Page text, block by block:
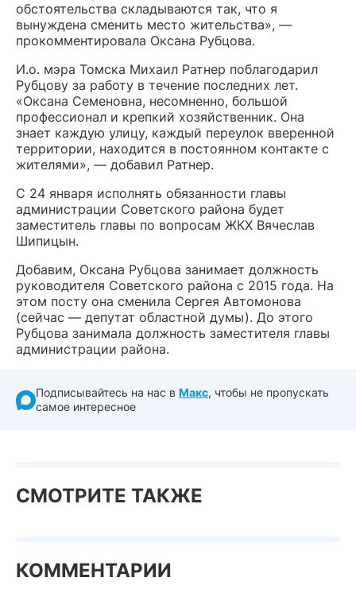
обстоятельства складываются так, что я
вынуждена сменить место жительства», —
прокомментировала Оксана Рубцова.
И.о. мэра Томска Михаил Ратнер поблагодарил
Рубцову за работу в течение последних лет.
«Оксана Семеновна, несомненно, большой
профессионал и крепкий хозяйственник. Она
знает каждую улицу, каждый переулок вверенной
территории, находится в постоянном контакте с
жителями», — добавил Ратнер.
С 24 января исполнять обязанности главы
администрации Советского района будет
заместитель главы по вопросам ЖКХ Вячеслав
Шипицын.
Добавим, Оксана Рубцова занимает должность
руководителя Советского района с 2015 года. На
этом посту она сменила Сергея Автомонова
(сейчас — депутат областной думы). До этого
Рубцова занимала должность заместителя главы
администрации района.
Подписывайтесь на нас в Макс, чтобы не пропускать
самое интересное
СМОТРИТЕ ТАКЖЕ
КОММЕНТАРИИ